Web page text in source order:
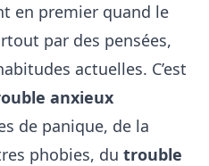
en premier quand le
par des pensées,
actuelles. C’est
anxieux
de panique, de la
phobies, du trouble